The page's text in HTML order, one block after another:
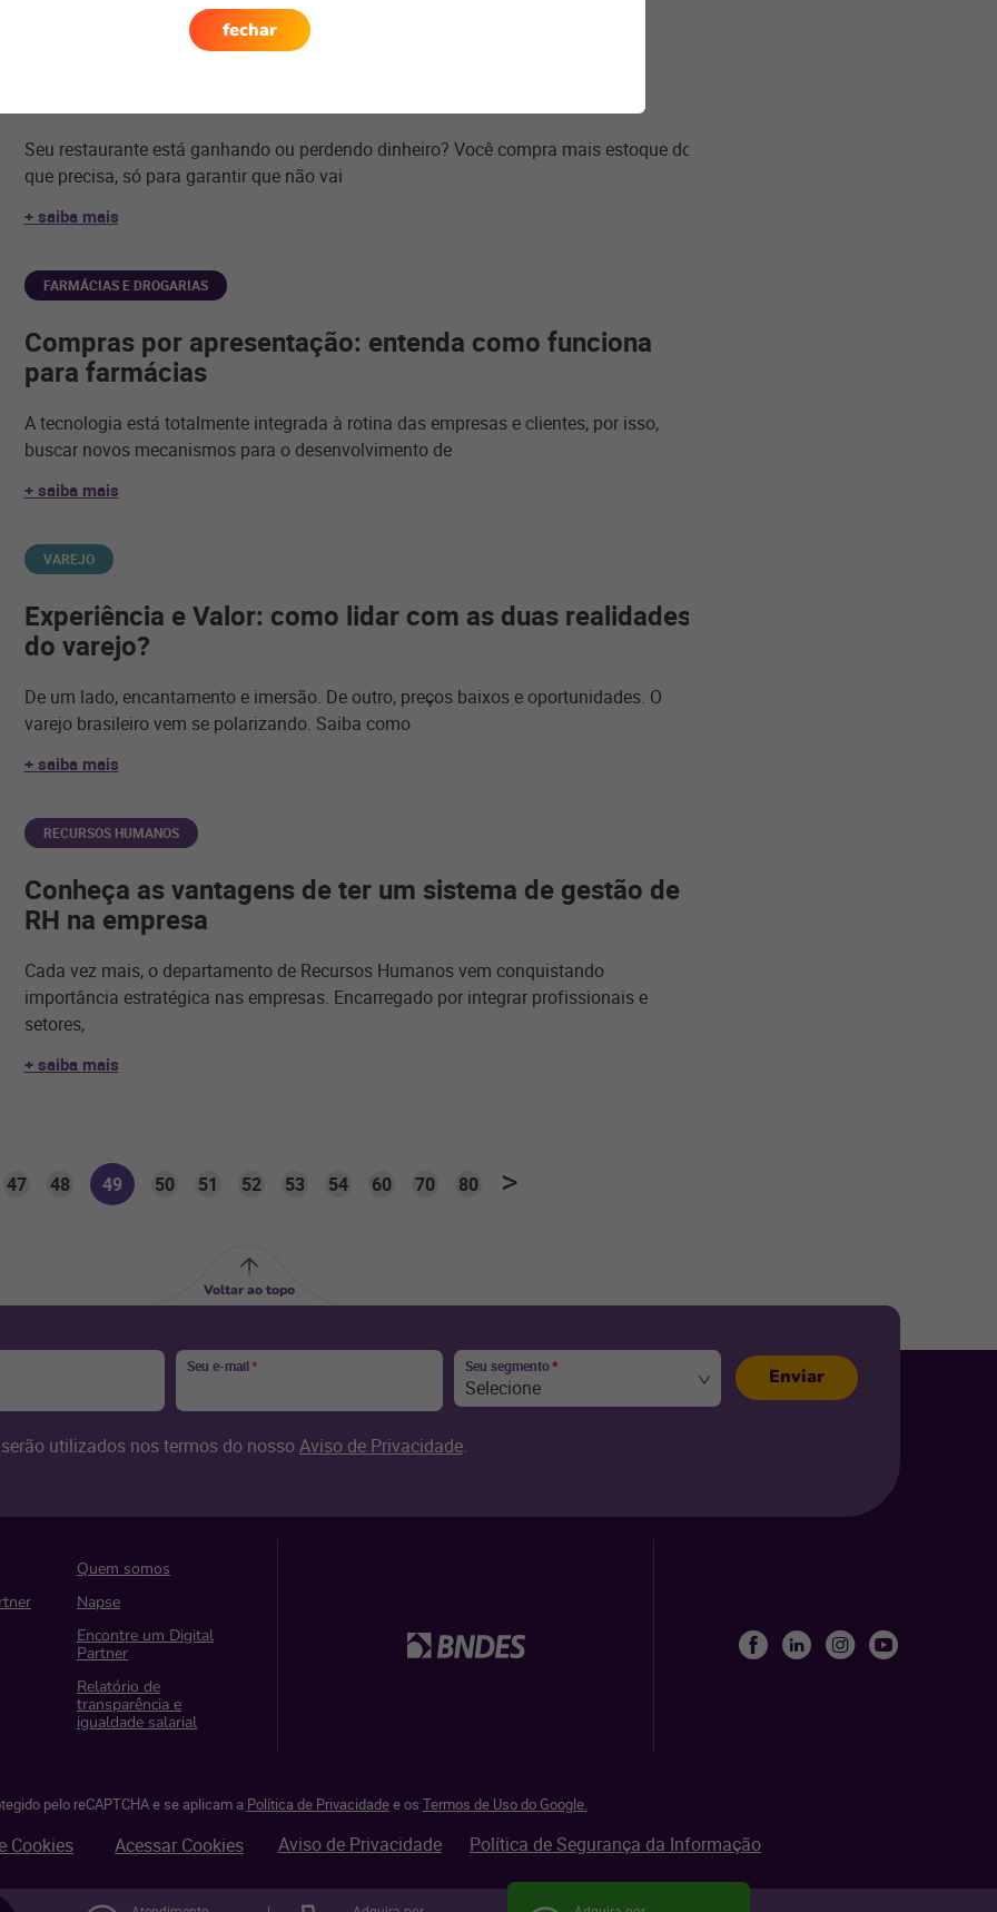
BARES E RESTAURANTES
Seu restaurante está ganhando ou perdendo dinheiro? Você compra mais estoque do
que precisa, só para garantir que não vai
+ saiba mais
FARMÁCIAS E DROGARIAS
Compras por apresentação: entenda como funciona
para farmácias
A tecnologia está totalmente integrada à rotina das empresas e clientes, por isso,
buscar novos mecanismos para o desenvolvimento de
+ saiba mais
VAREJO
Experiência e Valor: como lidar com as duas realidades
do varejo?
De um lado, encantamento e imersão. De outro, preços baixos e oportunidades. O
varejo brasileiro vem se polarizando. Saiba como
+ saiba mais
RECURSOS HUMANOS
Conheça as vantagens de ter um sistema de gestão de
RH na empresa
Cada vez mais, o departamento de Recursos Humanos vem conquistando
importância estratégica nas empresas. Encarregado por integrar profissionais e
setores,
+ saiba mais
47 48 49 50 51 52 53 54 60 70 80
fechar
Voltar ao topo
Seu e-mail* Seu segmento*
Selecione
utilizados nos termos do nossoAviso de Privacidade.
Enviar
Quem somos
Napse
Encontre um Digital
Partner
Relatório de
transparência e
igualdade salarial
pelo reCAPTCHA e se aplicam a Política de Privacidadee os Termos de Uso do Google.
Cookies Acessar Cookies Aviso de Privacidade Política de Segurança da Informação